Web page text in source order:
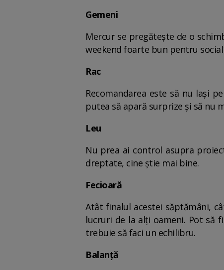
Gemeni
Mercur se pregătește de o
weekend foarte bun pentru
Rac
Recomandarea este să nu lași
putea să apară surprize și să nu
Leu
Nu prea ai control asupra
dreptate, cine știe mai bine.
Fecioară
Atât finalul acestei săptămâni,
lucruri de la alți oameni. Pot să
trebuie să faci un echilibru.
Balanță